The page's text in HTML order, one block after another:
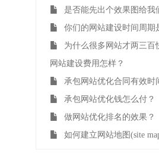
是否能先出个效果图给我
你们的网站建设时间周期
为什么很多网站才两三百
网站建设费用怎样？
承包网站优化合同有效时
承包网站优化钱怎么付？
做网站优化排名的效果？
如何建立网站地图(site